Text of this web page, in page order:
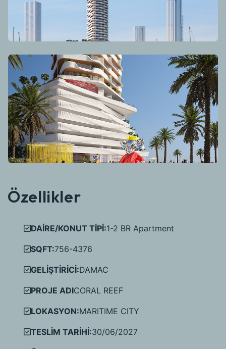
Özellikler
DAİRE/KONUT TİPİ:1-2 BR Apartment
SQFT:756-4376
GELİŞTİRİCİ:DAMAC
PROJE ADICORAL REEF
LOKASYON:MARITIME CITY
TESLİM TARİHİ:30/06/2027